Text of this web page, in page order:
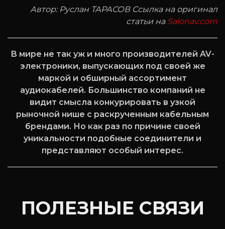
Автор: Руслан ТАРАСОВ Ссылка на оригинал
статьи на Salonav.com
В мире не так уж и много производителей AV-
электроники, выпускающих под своей же
маркой и обширный ассортимент
аудиокабелей. Большинство компаний не
видит смысла конкурировать в узкой
рыночной нише с раскрученным кабельным
брендами. Но как раз по причине своей
уникальности подобные соединители и
представляют особый интерес.
ПОЛЕЗНЫЕ СВЯЗИ